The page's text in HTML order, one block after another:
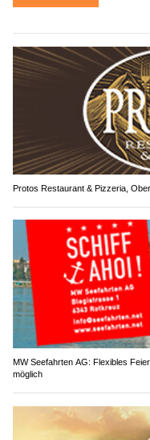
Protos Restaurant & Pizzeria,
MW Seefahrten AG: Flexibles
möglich